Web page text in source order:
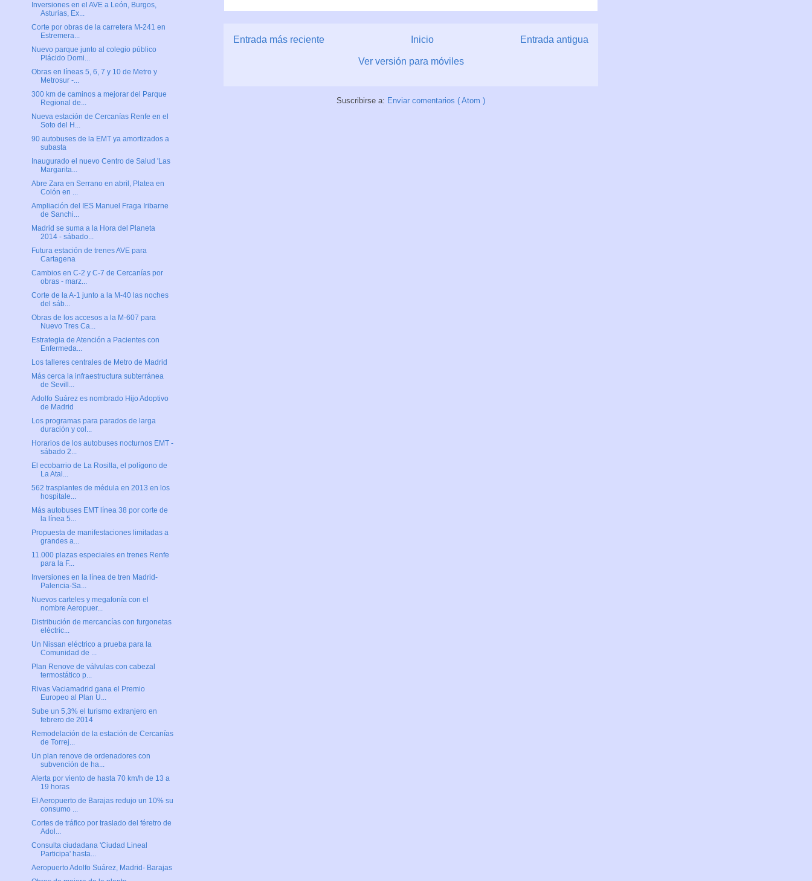
Entrada más reciente Entrada antigua
Inicio
Ver versión para móviles
Suscribirse a: Enviar comentarios ( Atom )
Inversiones en el AVE a León, Burgos,
Asturias, Ex...
Corte por obras de la carretera M-241 en
Estremera...
Nuevo parque junto al colegio público
Plácido Domi...
Obras en líneas 5, 6, 7 y 10 de Metro y
Metrosur -...
300 km de caminos a mejorar del Parque
Regional de...
Nueva estación de Cercanías Renfe en el
Soto del H...
90 autobuses de la EMT ya amortizados a
subasta
Inaugurado el nuevo Centro de Salud 'Las
Margarita...
Abre Zara en Serrano en abril, Platea en
Colón en ...
Ampliación del IES Manuel Fraga Iribarne
de Sanchi...
Madrid se suma a la Hora del Planeta
2014 - sábado...
Futura estación de trenes AVE para
Cartagena
Cambios en C-2 y C-7 de Cercanías por
obras - marz...
Corte de la A-1 junto a la M-40 las noches
del sáb...
Obras de los accesos a la M-607 para
Nuevo Tres Ca...
Estrategia de Atención a Pacientes con
Enfermeda...
Los talleres centrales de Metro de Madrid
Más cerca la infraestructura subterránea
de Sevill...
Adolfo Suárez es nombrado Hijo Adoptivo
de Madrid
Los programas para parados de larga
duración y col...
Horarios de los autobuses nocturnos EMT -
sábado 2...
El ecobarrio de La Rosilla, el polígono de
La Atal...
562 trasplantes de médula en 2013 en los
hospitale...
Más autobuses EMT línea 38 por corte de
la línea 5...
Propuesta de manifestaciones limitadas a
grandes a...
11.000 plazas especiales en trenes Renfe
para la F...
Inversiones en la línea de tren Madrid-
Palencia-Sa...
Nuevos carteles y megafonía con el
nombre Aeropuer...
Distribución de mercancías con furgonetas
eléctric...
Un Nissan eléctrico a prueba para la
Comunidad de ...
Plan Renove de válvulas con cabezal
termostático p...
Rivas Vaciamadrid gana el Premio
Europeo al Plan U...
Sube un 5,3% el turismo extranjero en
febrero de 2014
Remodelación de la estación de Cercanías
de Torrej...
Un plan renove de ordenadores con
subvención de ha...
Alerta por viento de hasta 70 km/h de 13 a
19 horas
El Aeropuerto de Barajas redujo un 10% su
consumo ...
Cortes de tráfico por traslado del féretro de
Adol...
Consulta ciudadana 'Ciudad Lineal
Participa' hasta...
Aeropuerto Adolfo Suárez, Madrid- Barajas